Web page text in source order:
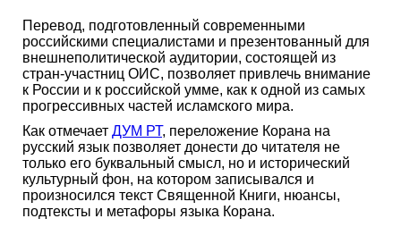
Перевод, подготовленный современными
российскими специалистами и презентованный для
внешнеполитической аудитории, состоящей из
стран-участниц ОИС, позволяет привлечь внимание
к России и к российской умме, как к одной из самых
прогрессивных частей исламского мира.
Как отмечает ДУМ РТ, переложение Корана на
русский язык позволяет донести до читателя не
только его буквальный смысл, но и исторический
культурный фон, на котором записывался и
произносился текст Священной Книги, нюансы,
подтексты и метафоры языка Корана.